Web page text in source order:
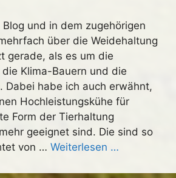
und in dem zugehörigen
über die Weidehaltung
gerade, als es um die
Klima-Bauern und die
Dabei habe ich auch erwähnt,
Hochleistungskühe für
Form der Tierhaltung
geeignet sind. Die sind so
von … Weiterlesen …